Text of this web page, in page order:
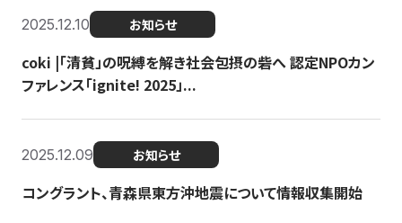
2025.12.10 お知らせ
coki |「清貧」の呪縛を解き社会包摂の砦へ 認定NPOカン
ファレンス「ignite! 2025」...
2025.12.09 お知らせ
コングラント、青森県東方沖地震について情報収集開始